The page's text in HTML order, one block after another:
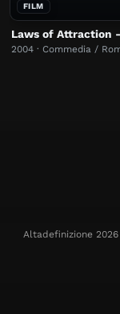
FILM
2004 · Commedia /
Altadefinizione